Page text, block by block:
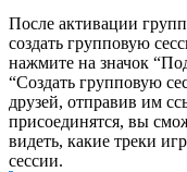
После активации
создать групповую
нажмите на значок
“Создать групповую
друзей, отправив им
присоединятся, вы
видеть, какие треки
сессии.